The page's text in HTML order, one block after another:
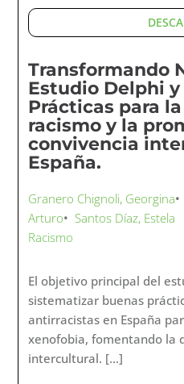
Transformando
Estudio Delphi
Prácticas para
racismo y la
convivencia
España.
Granero Chignoli, Georgina•
Arturo• Santos Díaz, Estela
Racismo
El objetivo principal del
sistematizar buenas
antirracistas en España
xenofobia, fomentando la
intercultural. […]